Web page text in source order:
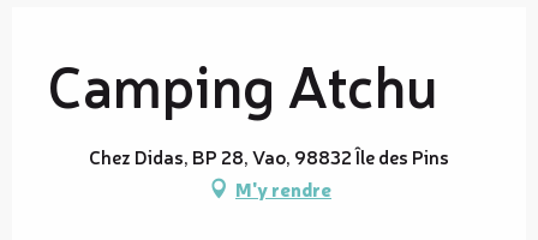
Camping Atchu
Chez Didas, BP 28, Vao, 98832 Île des Pins
M'y rendre